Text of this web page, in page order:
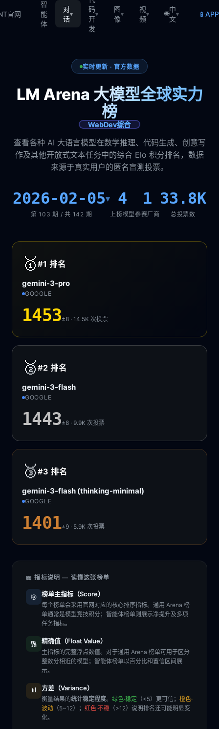
官网
智
能
体
对
话
▾
码
开
发
▾
图
像
▾
视
频
▾ 🌐
中
文
▾ 📱
实时更新 · 官方数据
LM Arena 大模型全球实力
榜
WebDev综合
查看各种 AI 大语言模型在数学推理、代码生成、创意写
作及其他开放式文本任务中的综合 Elo 积分排名，数据
来源于真实用户的匿名盲测投票。
2026-02-05▾
第 103 期 / 共 142 期
4
上榜模型
1
参赛厂商
33.8K
总投票数
🥇 #1排名
gemini-3-pro
GOOGLE
1453±8 · 14.5K次投票
🥈 #2排名
gemini-3-flash
GOOGLE
1443±8 · 9.9K次投票
🥉 #3排名
gemini-3-flash (thinking-minimal)
GOOGLE
1401±9 · 5.9K次投票
📖 指标说明 — 读懂这张榜单
🎯 榜单主指标（Score）
每个榜单会采用官网对应的核心排序指标。通用 Arena 榜
单通常是模型竞技积分；智能体榜单则展示净提升及多项
任务指标。
🔢 精确值（Float Value）
主指标的完整浮点数值。对于通用 Arena 榜单可用于区分
整数分相近的模型；智能体榜单以百分比和置信区间展
示。
📊 方差（Variance）
衡量结果的统计稳定程度。 绿色·稳定 （<5）更可信； 橙色·
波动 （5~12）； 红色·不稳 （>12）说明排名还可能明显变
化。